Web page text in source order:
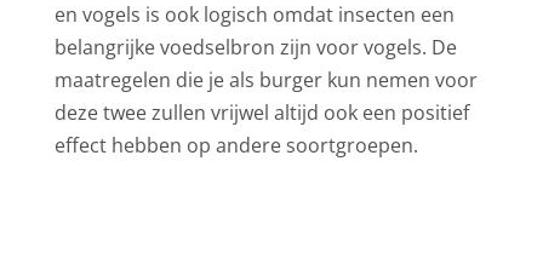
en vogels is ook logisch omdat insecten een
belangrijke voedselbron zijn voor vogels. De
maatregelen die je als burger kun nemen voor
deze twee zullen vrijwel altijd ook een positief
effect hebben op andere soortgroepen.